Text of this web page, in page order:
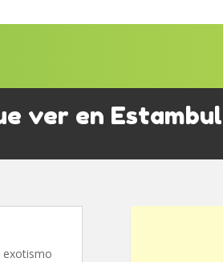
ver en Estambul
exotismo